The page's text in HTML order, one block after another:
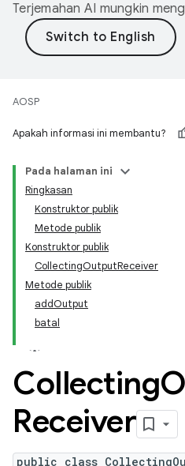
Terjemahan AI mungkin
AOSP
Apakah informasi ini membantu?
Pada halaman ini
Ringkasan
Konstruktor publik
Metode publik
Konstruktor publik
CollectingOutputReceiver
Metode publik
addOutput
batal
Collecting
Receiver
public class